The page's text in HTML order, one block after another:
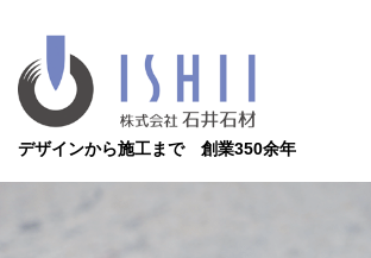
デザインから施工まで 創業350余年